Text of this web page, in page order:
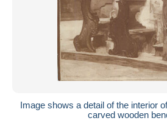
Image shows a detail of the interior
carved wooden